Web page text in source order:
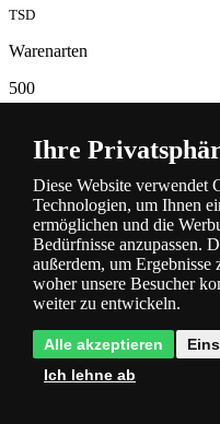
TSD
Warenarten
500
TSD
Lampen
auf Lager
und Parameter
Ihre
Diese Website verwendet
Technologien, um Ihnen
ermöglichen und die
Bedürfnisse anzupassen.
außerdem, um Ergebnisse
woher unsere Besucher
weiter zu entwickeln.
Alle akzeptieren
Ich lehne ab